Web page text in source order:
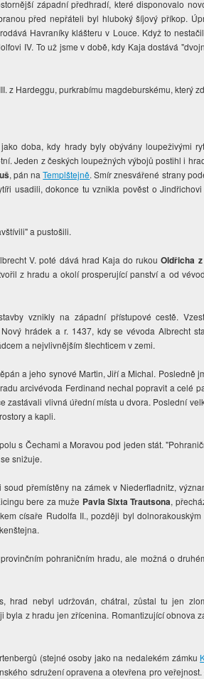
západní předhradí, které disponovalo
před nepřáteli byl hluboký šíjový příkop.
Havraníky klášteru v Louce. Když to
IV. To už jsme v době, kdy Kaja dostává
z Hardeggu, purkrabímu magdeburskému, který
doba, kdy hrady byly obývány loupeživými
Jeden z českých loupežných výbojů postihl i
, pán naTemplštejně. Smír znesvářené strany
usadili, dokonce tu vznikla pověst o
a pustošili.
V. poté dává hrad Kaja do rukouOldřicha
z hradu a okolí prosperující panství a od
vznikly na západní přístupové cestě.
hrádek a r. 1437, kdy se vévoda Albrecht
a nejvlivnějším šlechticem v zemi.
a jeho synové Martin, Jiří a Michal. Posledně
arcivévoda Ferdinand nechal popravit a celé
zastávali vlivná úřední místa u dvora. Poslední
a kapli.
s Čechami a Moravou pod jeden stát.
snižuje.
přemístěny na zámek v Niederfladnitz,
bere za muže Pavla Sixta Trautsona,
císaře Rudolfa II., později byl dolnorakouským
pohraničním hradu, ale možná o
hrad nebyl udržován, chátral, zůstal tu jen
byla z hradu jen zřícenina. Romantizující obnova
(stejné osoby jako na nedalekém zámku
sdružení opravena a otevřena pro